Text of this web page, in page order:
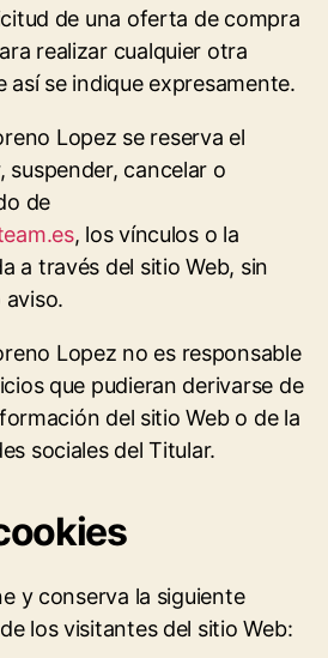
de una oferta de compra
realizar cualquier otra
así se indique expresamente.
Lopez se reserva el
suspender, cancelar o
de
, los vínculos o la
a través del sitio Web, sin
aviso.
Lopez no es responsable
que pudieran derivarse de
del sitio Web o de la
sociales del Titular.
y conserva la siguiente
los visitantes del sitio Web: